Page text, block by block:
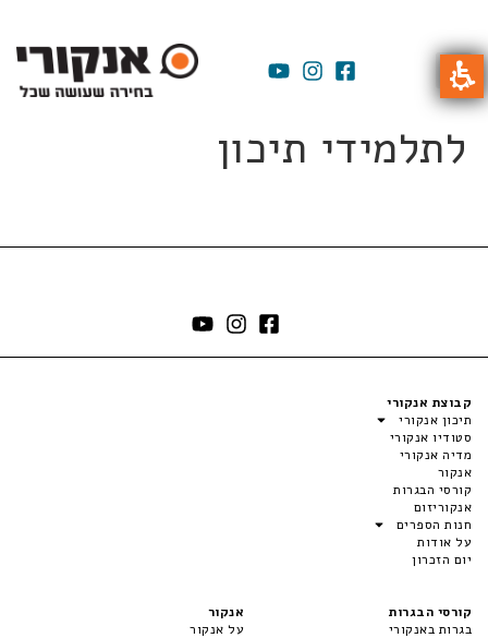
לתלמידי תיכון
קבוצת אנקורי
תיכון אנקורי
סטודיו אנקורי
מדיה אנקורי
אנקור
קורסי הבגרות
אנקוריזום
חנות הספרים
על אודות
יום הזכרון
קורסי הבגרות
בגרות באנקורי
אנקור
על אנקור